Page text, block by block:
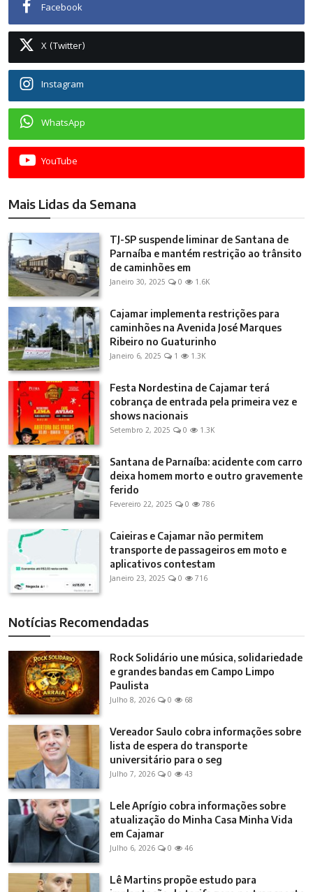
Facebook
X (Twitter)
Instagram
WhatsApp
YouTube
Mais Lidas da Semana
TJ-SP suspende liminar de Santana de
Parnaíba e mantém restrição ao trânsito
de caminhões em
Janeiro 30, 2025 0 1.6K
Cajamar implementa restrições para
caminhões na Avenida José Marques
Ribeiro no Guaturinho
Janeiro 6, 2025 1 1.3K
Festa Nordestina de Cajamar terá
cobrança de entrada pela primeira vez e
shows nacionais
Setembro 2, 2025 0 1.3K
Santana de Parnaíba: acidente com carro
deixa homem morto e outro gravemente
ferido
Fevereiro 22, 2025 0 786
Caieiras e Cajamar não permitem
transporte de passageiros em moto e
aplicativos contestam
Janeiro 23, 2025 0 716
Notícias Recomendadas
Rock Solidário une música, solidariedade
e grandes bandas em Campo Limpo
Paulista
Julho 8, 2026 0 68
Vereador Saulo cobra informações sobre
lista de espera do transporte
universitário para o seg
Julho 7, 2026 0 43
Lele Aprígio cobra informações sobre
atualização do Minha Casa Minha Vida
em Cajamar
Julho 6, 2026 0 46
Lê Martins propõe estudo para